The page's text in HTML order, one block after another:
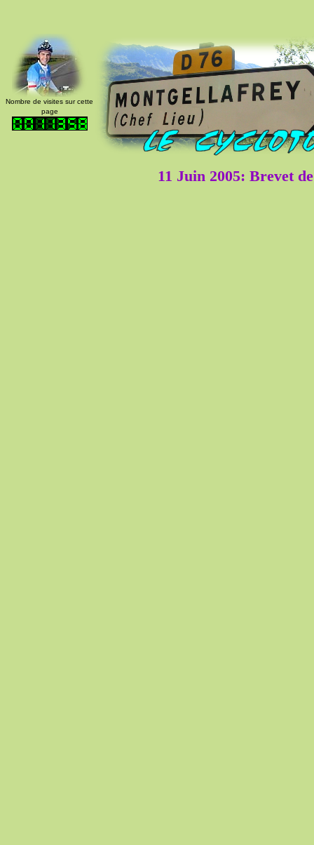
Nombre de visites sur cette
page
11 Juin 2005: Brevet